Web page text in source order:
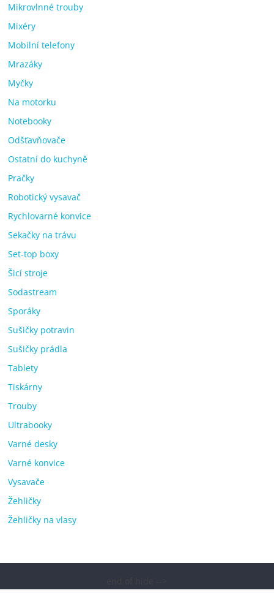
Mikrovlnné trouby
Mixéry
Mobilní telefony
Mrazáky
Myčky
Na motorku
Notebooky
Odšťavňovače
Ostatní do kuchyně
Pračky
Robotický vysavač
Rychlovarné konvice
Sekačky na trávu
Set-top boxy
Šicí stroje
Sodastream
Sporáky
Sušičky potravin
Sušičky prádla
Tablety
Tiskárny
Trouby
Ultrabooky
Varné desky
Varné konvice
Vysavače
Žehličky
Žehličky na vlasy